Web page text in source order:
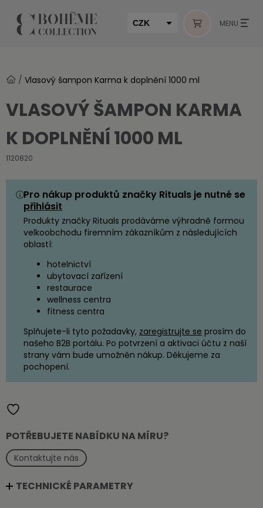
CZK
MUR
MENU
/ Vlasový šampon Karma k doplnění 1000 ml
VLASOVÝ ŠAMPON KARMA
K DOPLNĚNÍ 1000 ML
1120820
Pro nákup produktů značky Rituals je nutné se
přihlásit
Produkty značky Rituals prodáváme výhradně formou
velkoobchodu firemním zákazníkům z následujících
oblastí:
hotelnictví
ubytovací zařízení
restaurace
wellness centra
fitness centra
Splňujete-li tyto požadavky, zaregistrujte se prosím do
našeho B2B portálu. Po potvrzení a aktivaci účtu z naší
strany vám bude umožněn nákup. Děkujeme za
pochopení.
POTŘEBUJETE NABÍDKU NA MÍRU?
Kontaktujte nás
TECHNICKÉ PARAMETRY